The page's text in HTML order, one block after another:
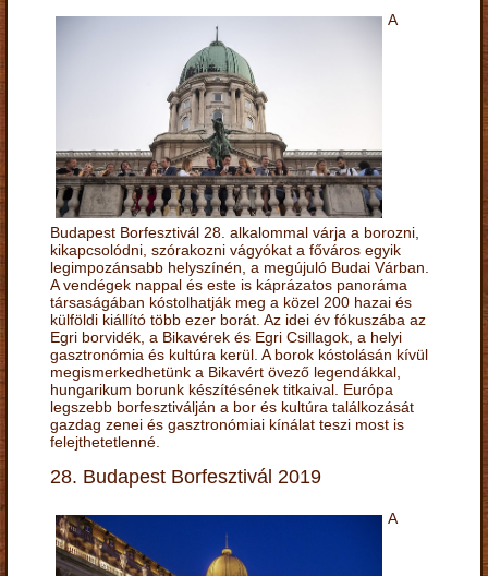
A
Budapest Borfesztivál 28. alkalommal várja a borozni,
kikapcsolódni, szórakozni vágyókat a főváros egyik
legimpozánsabb helyszínén, a megújuló Budai Várban.
A vendégek nappal és este is káprázatos panoráma
társaságában kóstolhatják meg a közel 200 hazai és
külföldi kiállító több ezer borát. Az idei év fókuszába az
Egri borvidék, a Bikavérek és Egri Csillagok, a helyi
gasztronómia és kultúra kerül. A borok kóstolásán kívül
megismerkedhetünk a Bikavért övező legendákkal,
hungarikum borunk készítésének titkaival. Európa
legszebb borfesztiválján a bor és kultúra találkozását
gazdag zenei és gasztronómiai kínálat teszi most is
felejthetetlenné.
28. Budapest Borfesztivál 2019
A